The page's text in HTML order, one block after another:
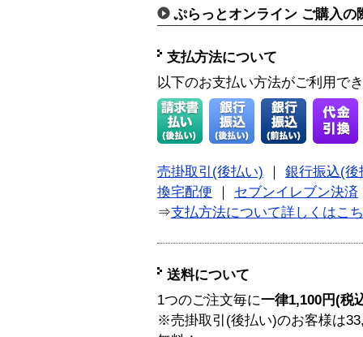
ぷらっとオンライン ご購入の
支払方法について
以下のお支払い方法がご利用で
売掛取引(後払い)
銀行振込(後
換宅配便
セブンイレブン決済
⇒支払方法について詳しくはこ
送料について
1つのご注文毎に一律1,100円(税
※売掛取引(後払い)のお客様は